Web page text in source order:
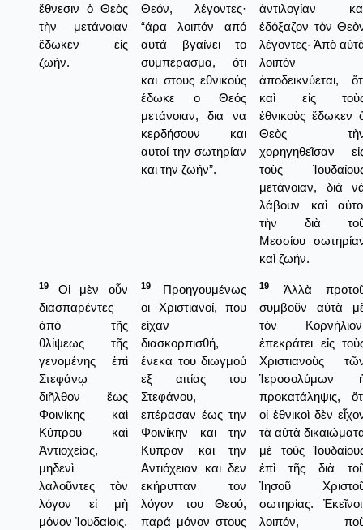
ἔθνεσιν ὁ Θεὸς
τὴν μετάνοιαν
ἔδωκεν εἰς
ζωὴν.
Θεόν, λέγοντες·
“άρα λοιπόν από
αυτά βγαίνει το
συμπέρασμα, ότι
και στους εθνικούς
έδωκε ο Θεός
μετάνοιαν, δια να
κερδήσουν και
αυτοί την σωτηρίαν
και την ζωήν”.
ἀντιλογίαν
ἐδόξαζον τὸν
λέγοντες· Ἀπὸ
λοιπὸν
ἀποδεικνύεται,
καὶ εἰς
ἐθνικοὺς ἔδωκεν
Θεὸς
χορηγηθεῖσαν
τοὺς
μετάνοιαν, διὰ
λάβουν καὶ
τὴν διὰ
Μεσσίου
καὶ ζωήν.
19
Οἱ μὲν οὖν
διασπαρέντες
ἀπὸ τῆς
θλίψεως τῆς
γενομένης ἐπὶ
Στεφάνῳ
διῆλθον ἕως
Φοινίκης καὶ
Κύπρου καὶ
Ἀντιοχείας,
μηδενὶ
λαλοῦντες τὸν
λόγον εἰ μὴ
μόνον Ἰουδαίοις.
19
Προηγουμένως
οι Χριστιανοί, που
είχαν
διασκορπισθή,
ένεκα του διωγμού
εξ αιτίας του
Στεφάνου,
επέρασαν έως την
Φοινίκην και την
Κυπρον και την
Αντιόχειαν και δεν
εκήρυτταν τον
λόγον του Θεού,
παρά μόνον στους
19
Ἀλλὰ
συμβοῦν αὐτὰ
τὸν
ἐπεκράτει εἰς
Χριστιανοὺς
Ἱεροσολύμων
προκατάληψις,
οἱ ἐθνικοὶ δὲν
τὰ αὐτὰ
μὲ τοὺς
ἐπὶ τῆς διὰ
Ἰησοῦ
σωτηρίας.
λοιπόν,